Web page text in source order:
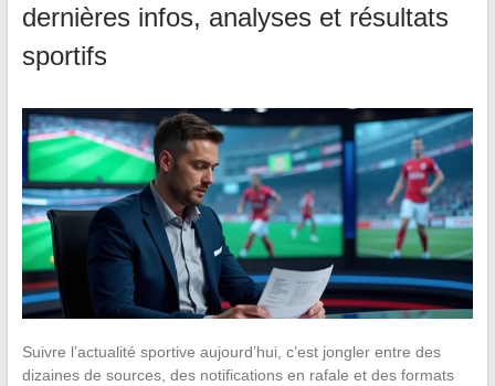
dernières infos, analyses et résultats
sportifs
Suivre l’actualité sportive aujourd’hui, c’est jongler entre des
dizaines de sources, des notifications en rafale et des formats